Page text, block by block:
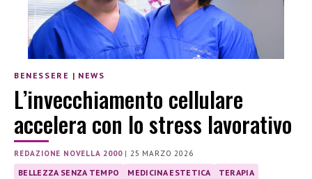
BENESSERE | NEWS
L’invecchiamento cellulare
accelera con lo stress lavorativo
REDAZIONE NOVELLA 2000|25 MARZO 2026
BELLEZZA SENZA TEMPO MEDICINA ESTETICA TERAPIA